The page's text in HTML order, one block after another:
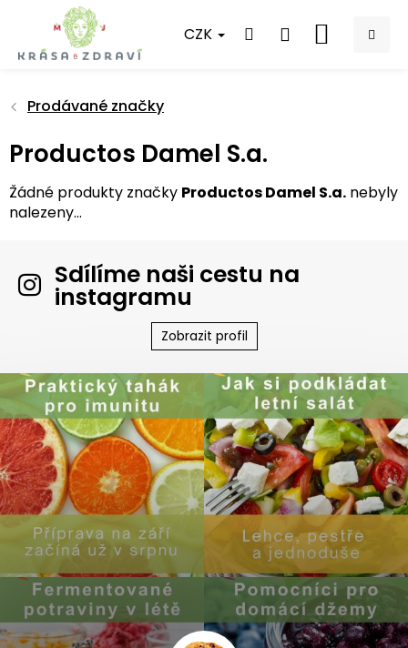
obsah
CZK
NÁKUPNÍ
Prodávané značky
Productos Damel S.a.
Žádné produkty značky Productos Damel S.a. nebyly
nalezeny...
Sdílíme naši cestu na
instagramu
Zobrazit profil